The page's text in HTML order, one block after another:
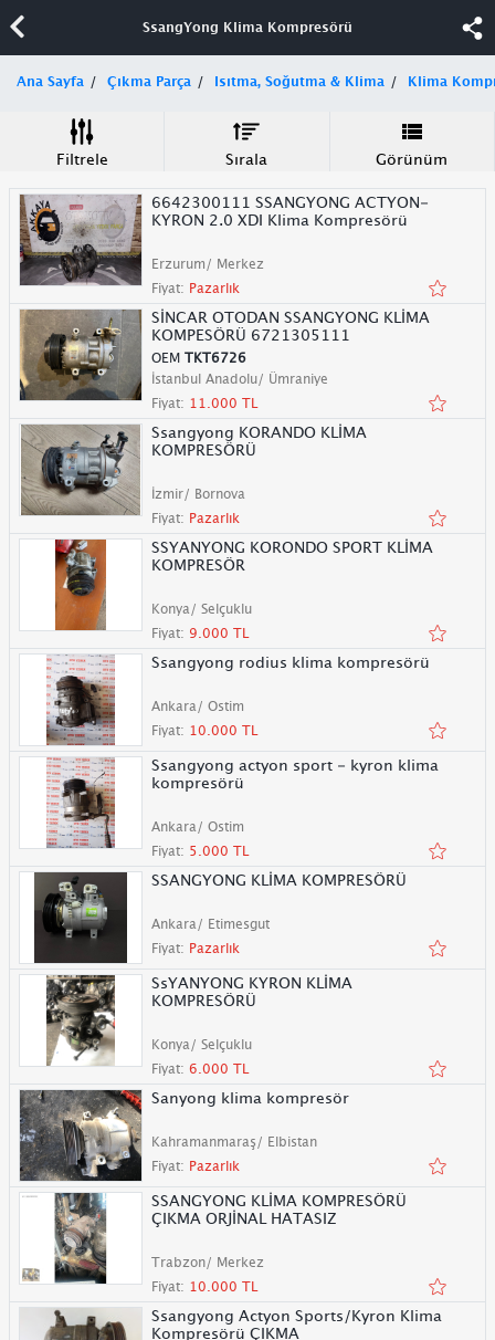
SsangYong Klima Kompresörü
Ana Sayfa Çıkma Parça Isıtma, Soğutma & Klima Klima
Filtrele Sırala Görünüm
6642300111 SSANGYONG ACTYON-
KYRON 2.0 XDI Klima Kompresörü
Erzurum/ Merkez
Fiyat: Pazarlık
SİNCAR OTODAN SSANGYONG KLİMA
KOMPESÖRÜ 6721305111
OEM TKT6726
İstanbul Anadolu/ Ümraniye
Fiyat: 11.000 TL
Ssangyong KORANDO KLİMA
KOMPRESÖRÜ
İzmir/ Bornova
Fiyat: Pazarlık
SSYANYONG KORONDO SPORT KLİMA
KOMPRESÖR
Konya/ Selçuklu
Fiyat: 9.000 TL
Ssangyong rodius klima kompresörü
Ankara/ Ostim
Fiyat: 10.000 TL
Ssangyong actyon sport - kyron klima
kompresörü
Ankara/ Ostim
Fiyat: 5.000 TL
SSANGYONG KLİMA KOMPRESÖRÜ
Ankara/ Etimesgut
Fiyat: Pazarlık
SsYANYONG KYRON KLİMA
KOMPRESÖRÜ
Konya/ Selçuklu
Fiyat: 6.000 TL
Sanyong klima kompresör
Kahramanmaraş/ Elbistan
Fiyat: Pazarlık
SSANGYONG KLİMA KOMPRESÖRÜ
ÇIKMA ORJİNAL HATASIZ
Trabzon/ Merkez
Fiyat: 10.000 TL
Ssangyong Actyon Sports/Kyron Klima
Kompresörü ÇIKMA